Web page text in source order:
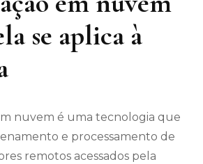
se aplica à
nuvem é uma tecnologia que
e processamento de
remotos acessados pela